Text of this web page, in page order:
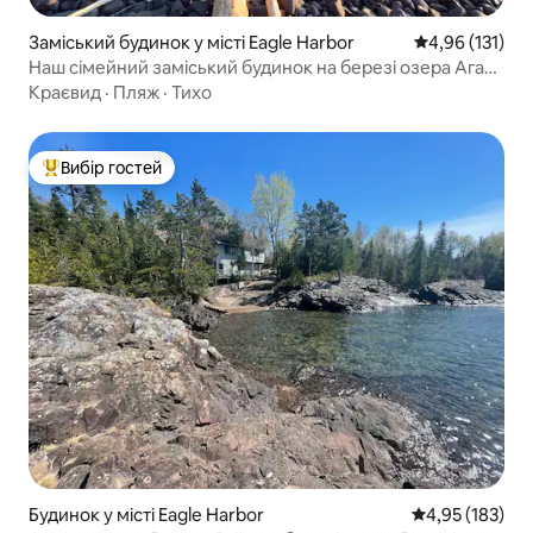
Заміський будинок у місті Eagle Harbor Середня
4,96 (131)
Наш сімейний заміський будинок на березі озера Агат-
Гарбор
Краєвид · Пляж · Тихо
Топ вибір гостей
Вибір гостей
Будинок у місті Eagle Harbor Середня
4,95 (183)